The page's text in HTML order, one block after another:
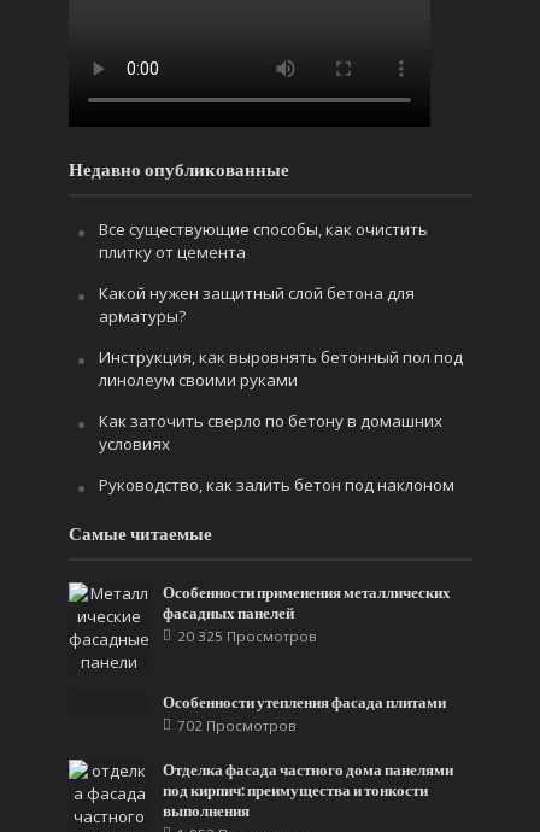
Недавно опубликованные
Все существующие способы, как очистить
плитку от цемента
Какой нужен защитный слой бетона для
арматуры?
Инструкция, как выровнять бетонный пол под
линолеум своими руками
Как заточить сверло по бетону в домашних
условиях
Руководство, как залить бетон под наклоном
Самые читаемые
Особенности применения металлических
фасадных панелей
20 325 Просмотров
Особенности утепления фасада плитами
702 Просмотров
Отделка фасада частного дома панелями
под кирпич: преимущества и тонкости
выполнения